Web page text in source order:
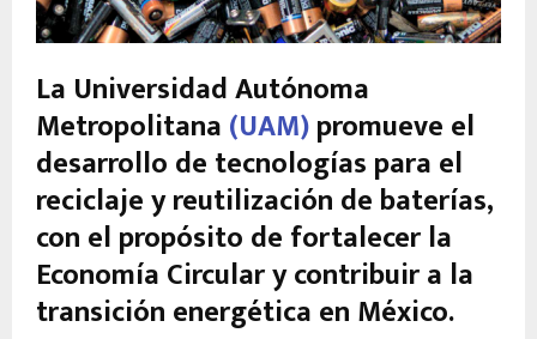
La Universidad Autónoma
Metropolitana (UAM)promueve el
desarrollo de tecnologías para el
reciclaje y reutilización de baterías,
con el propósito de fortalecer la
Economía Circular y contribuir a la
transición energética en México.